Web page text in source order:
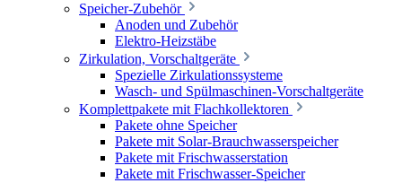
Speicher-Zubehör
Anoden und Zubehör
Elektro-Heizstäbe
Zirkulation, Vorschaltgeräte
Spezielle Zirkulationssysteme
Wasch- und Spülmaschinen-Vorschaltgeräte
Komplettpakete mit Flachkollektoren
Pakete ohne Speicher
Pakete mit Solar-Brauchwasserspeicher
Pakete mit Frischwasserstation
Pakete mit Frischwasser-Speicher